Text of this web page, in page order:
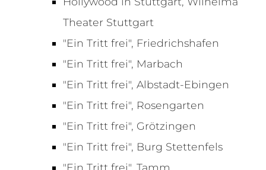
Theater Stuttgart
"Ein Tritt frei", Friedrichshafen
"Ein Tritt frei", Marbach
"Ein Tritt frei", Albstadt-Ebingen
"Ein Tritt frei", Rosengarten
"Ein Tritt frei", Grötzingen
"Ein Tritt frei", Burg Stettenfels
"Ein Tritt frei", Tamm